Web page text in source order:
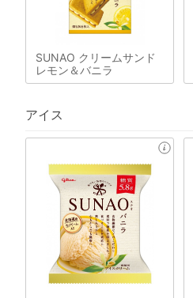
SUNAO クリームサンド
レモン＆バニラ
アイス